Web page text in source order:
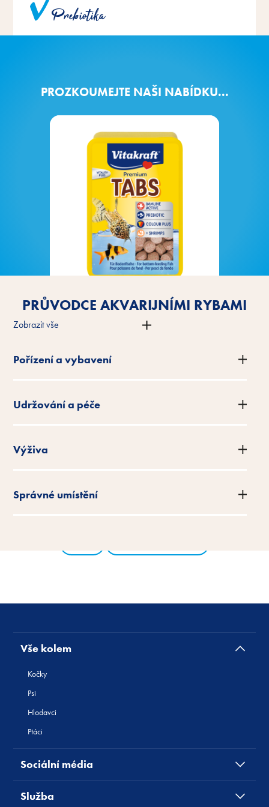
Prebiotikaoptimální využití krmiva.
PROZKOUMEJTE NAŠI NABÍDKU...
PRŮVODCE AKVARIJNÍMI RYBAMI
Zobrazit vše
Pořízení a vybavení
Udržování a péče
Výživa
Správné umístění
Vše kolem
Kočky
Psi
Hlodavci
Ptáci
Sociální média
Služba